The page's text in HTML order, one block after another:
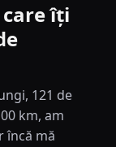
îți
121 de
km, am
încă mă